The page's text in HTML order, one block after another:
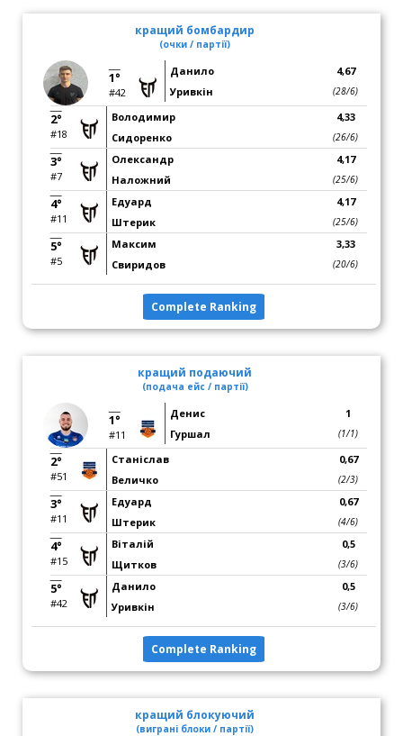
кращий бомбардир
(очки / партії)
1°
#42
Данило
Уривкін
4,67
(28/6)
2°
#18
Володимир
Сидоренко
4,33
(26/6)
3°
#7
Олександр
Наложний
4,17
(25/6)
4°
#11
Едуард
Штерик
4,17
(25/6)
5°
#5
Максим
Свиридов
3,33
(20/6)
Complete Ranking
кращий подаючий
(подача ейс / партії)
1°
#11
Денис
Гуршал
1
(1/1)
2°
#51
Станіслав
Величко
0,67
(2/3)
3°
#11
Едуард
Штерик
0,67
(4/6)
4°
#15
Віталій
Щитков
0,5
(3/6)
5°
#42
Данило
Уривкін
0,5
(3/6)
Complete Ranking
кращий блокуючий
(виграні блоки / партії)